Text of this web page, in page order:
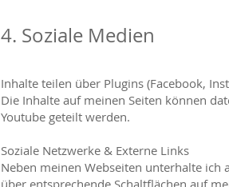
4. Soziale Medien
Inhalte teilen über Plugins (Facebook,
Die Inhalte auf meinen Seiten können
Youtube geteilt werden.
Soziale Netzwerke & Externe Links
Neben meinen Webseiten unterhalte
über entsprechende Schaltflächen auf